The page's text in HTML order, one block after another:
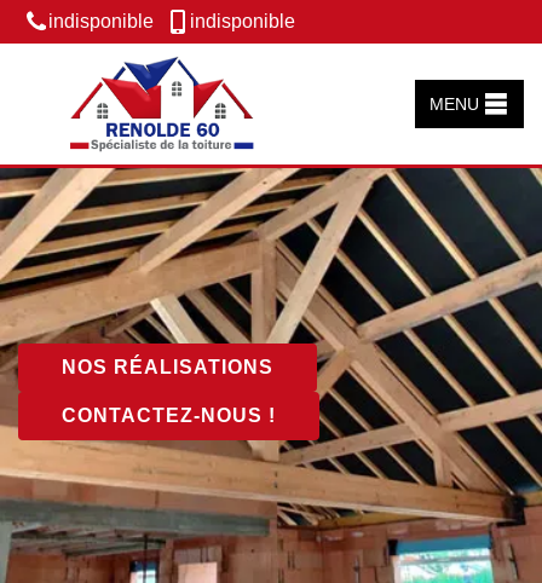
indisponible indisponible
MENU
NOS RÉALISATIONS
CONTACTEZ-NOUS !